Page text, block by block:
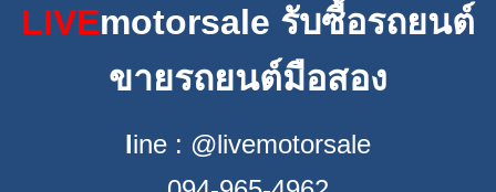
LIVEmotorsale รับซื้อรถยนต์
ขายรถยนต์มือสอง
line : @livemotorsale